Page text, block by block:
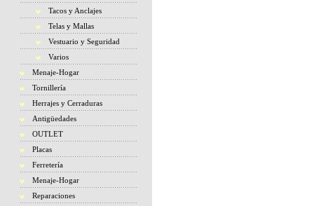
Tacos y Anclajes
Telas y Mallas
Vestuario y Seguridad
Varios
Menaje-Hogar
Tornillería
Herrajes y Cerraduras
Antigüedades
OUTLET
Placas
Ferretería
Menaje-Hogar
Reparaciones